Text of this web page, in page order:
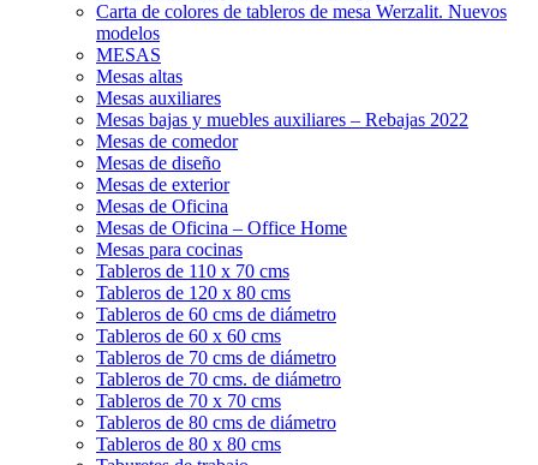
Carta de colores de tableros de mesa Werzalit. Nuevos
modelos
MESAS
Mesas altas
Mesas auxiliares
Mesas bajas y muebles auxiliares – Rebajas 2022
Mesas de comedor
Mesas de diseño
Mesas de exterior
Mesas de Oficina
Mesas de Oficina – Office Home
Mesas para cocinas
Tableros de 110 x 70 cms
Tableros de 120 x 80 cms
Tableros de 60 cms de diámetro
Tableros de 60 x 60 cms
Tableros de 70 cms de diámetro
Tableros de 70 cms. de diámetro
Tableros de 70 x 70 cms
Tableros de 80 cms de diámetro
Tableros de 80 x 80 cms